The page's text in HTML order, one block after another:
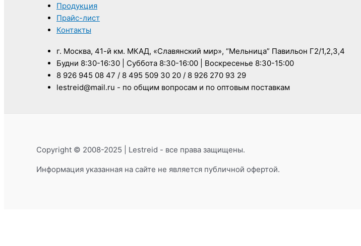
Продукция
Прайс-лист
Контакты
г. Москва, 41-й км. МКАД, «Славянский мир», “Мельница” Павильон Г2/1,2,3,4
Будни 8:30-16:30 | Суббота 8:30-16:00 | Воскресенье 8:30-15:00
8 926 945 08 47 / 8 495 509 30 20 / 8 926 270 93 29
lestreid@mail.ru - по общим вопросам и по оптовым поставкам
Copyright © 2008-2025 | Lestreid - все права защищены.
Информация указанная на сайте не является публичной офертой.